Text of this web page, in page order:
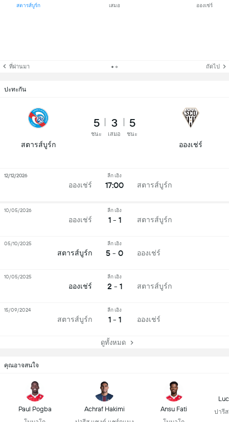
สตารส์บูร์ก เสมอ อองเช่ร์
ที่ผ่านมา ถัดไป
ปะทะกัน
สตารส์บูร์ก
5
ชนะ
3
เสมอ
5
ชนะ
อองเช่ร์
อองเช่ร์
ลีก เอิง
17:00 สตารส์บูร์ก
12/12/2026
อองเช่ร์
ลีก เอิง
1 - 1 สตารส์บูร์ก
10/05/2026
สตารส์บูร์ก
ลีก เอิง
5 - 0 อองเช่ร์
05/10/2025
อองเช่ร์
ลีก เอิง
2 - 1 สตารส์บูร์ก
10/05/2025
สตารส์บูร์ก
ลีก เอิง
1 - 1 อองเช่ร์
15/09/2024
ดูทั้งหมด
คุณอาจสนใจ
Paul Pogba Achraf Hakimi Ansu Fati ปารี